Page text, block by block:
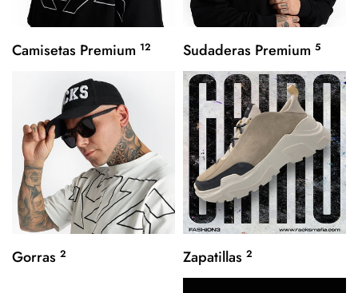
Camisetas Premium 12 Sudaderas Premium 5
Gorras 2 Zapatillas 2